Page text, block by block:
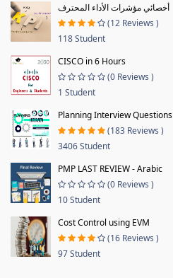
أخصائي مؤشرات الأداء المحترف
(12 Reviews )
118 Student
CISCO in 6 Hours
(0 Reviews )
1 Student
Planning Interview Questions
(183 Reviews )
3406 Student
PMP LAST REVIEW - Arabic
(0 Reviews )
10 Student
Cost Control using EVM
(16 Reviews )
97 Student